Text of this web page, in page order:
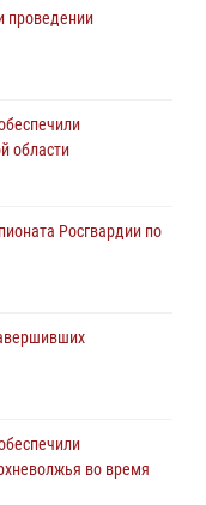
250 выездов и
области
Росгвардии по
в городе Кашин
— патриотическое
в Тверской области
проведении
области
Росгвардии по
во время